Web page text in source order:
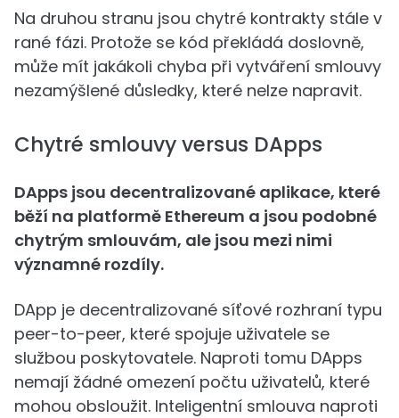
Na druhou stranu jsou chytré kontrakty stále v
rané fázi. Protože se kód překládá doslovně,
může mít jakákoli chyba při vytváření smlouvy
nezamýšlené důsledky, které nelze napravit.
Chytré smlouvy versus DApps
DApps jsou decentralizované aplikace, které
běží na platformě Ethereum a jsou podobné
chytrým smlouvám, ale jsou mezi nimi
významné rozdíly.
DApp je decentralizované síťové rozhraní typu
peer-to-peer, které spojuje uživatele se
službou poskytovatele. Naproti tomu DApps
nemají žádné omezení počtu uživatelů, které
mohou obsloužit. Inteligentní smlouva naproti